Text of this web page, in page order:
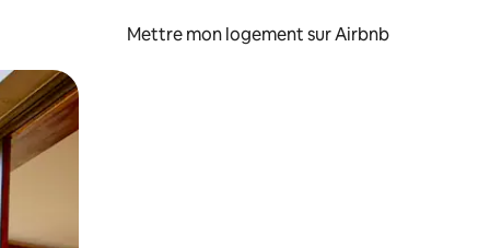
Mettre mon logement sur Airbnb